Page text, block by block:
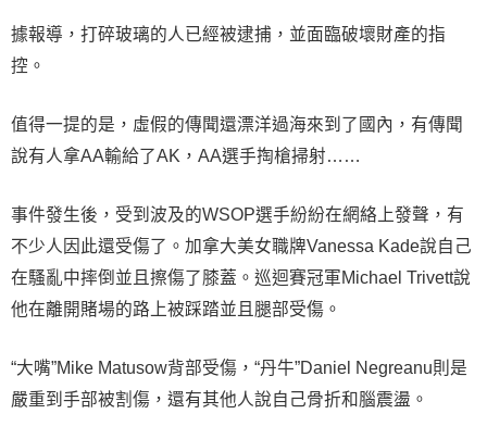
據報導，打碎玻璃的人已經被逮捕，並面臨破壞財產的指
控。
值得一提的是，虛假的傳聞還漂洋過海來到了國內，有傳聞
說有人拿AA輸給了AK，AA選手掏槍掃射……
事件發生後，受到波及的WSOP選手紛紛在網絡上發聲，有
不少人因此還受傷了。加拿大美女職牌Vanessa Kade說自己
在騷亂中摔倒並且擦傷了膝蓋。巡迴賽冠軍Michael Trivett說
他在離開賭場的路上被踩踏並且腿部受傷。
“大嘴”Mike Matusow背部受傷，“丹牛”Daniel Negreanu則是
嚴重到手部被割傷，還有其他人說自己骨折和腦震盪。